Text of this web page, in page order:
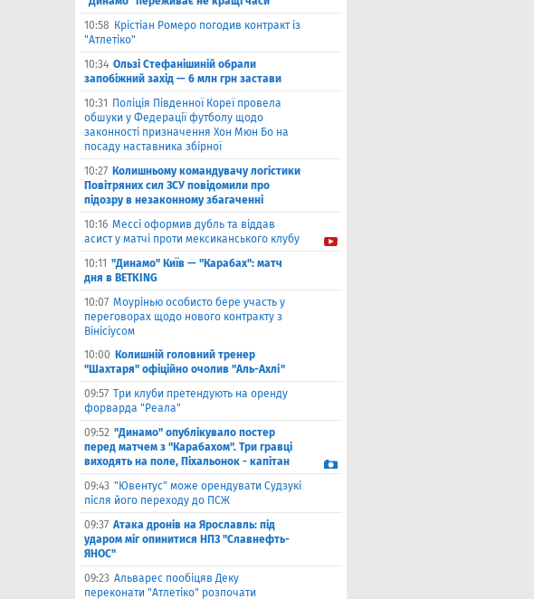
10:58 Крістіан Ромеро погодив контракт із
"Атлетіко"
10:34 Ользі Стефанішиній обрали
запобіжний захід — 6 млн грн застави
10:31
Поліція Південної Кореї провела
обшуки у Федерації футболу щодо
законності призначення Хон Мюн Бо на
посаду наставника збірної
10:27 Колишньому командувачу логістики
Повітряних сил ЗСУ повідомили про
підозру в незаконному збагаченні
10:16 Мессі оформив дубль та віддав
асист у матчі проти мексиканського клубу
10:11 "Динамо" Київ — "Карабах": матч
дня в BETKING
10:07 Моурінью особисто бере участь у
переговорах щодо нового контракту з
Вінісіусом
10:00 Колишній головний тренер
"Шахтаря" офіційно очолив "Аль-Ахлі"
09:57 Три клуби претендують на оренду
форварда "Реала"
09:52 "Динамо" опублікувало постер
перед матчем з "Карабахом". Три гравці
виходять на поле, Піхальонок - капітан
09:43 "Ювентус" може орендувати Судзукі
після його переходу до ПСЖ
09:37 Атака дронів на Ярославль: під
ударом міг опинитися НПЗ "Славнефть-
ЯНОС"
09:23 Альварес пообіцяв Деку
переконати "Атлетіко" розпочати